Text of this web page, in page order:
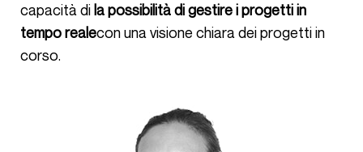
capacità di la possibilità di gestire i progetti in
tempo realecon una visione chiara dei progetti in
corso.